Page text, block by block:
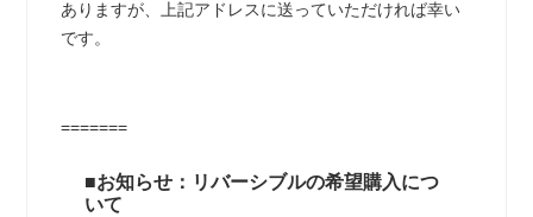
ありますが、上記アドレスに送っていただければ幸い
です。
=======
■お知らせ：リバーシブルの希望購入につ
いて